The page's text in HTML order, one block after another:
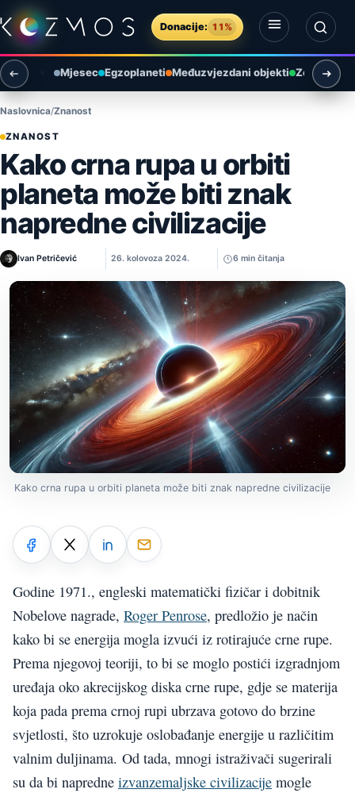
Preskoči na sadržaj
Donacije: 11%
Otvori izbornik
Otvori pretragu
Mjesec Egzoplaneti Međuzvjezdani objekti Zemlja i
Naslovnica Znanost
ZNANOST
Kako crna rupa u orbiti
planeta može biti znak
napredne civilizacije
Ivan Petričević 26. kolovoza 2024. 6 min čitanja
Kako crna rupa u orbiti planeta može biti znak napredne civilizacije
Godine 1971., engleski matematički fizičar i dobitnik
Nobelove nagrade, Roger Penrose, predložio je način
kako bi se energija mogla izvući iz rotirajuće crne rupe.
Prema njegovoj teoriji, to bi se moglo postići izgradnjom
uređaja oko akrecijskog diska crne rupe, gdje se materija
koja pada prema crnoj rupi ubrzava gotovo do brzine
svjetlosti, što uzrokuje oslobađanje energije u različitim
valnim duljinama. Od tada, mnogi istraživači sugerirali
su da bi napredne izvanzemaljske civilizacije mogle